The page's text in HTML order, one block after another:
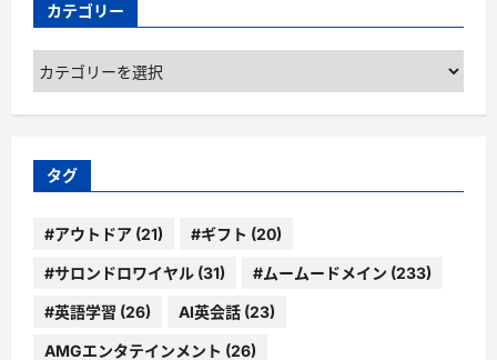
カテゴリー
カ
テ
ゴ
ー
タグ
#アウトドア (21) #ギフト (20)
#サロンドロワイヤル (31) #ムームードメイン (233)
#英語学習 (26) AI英会話 (23)
AMGエンタテインメント (26)